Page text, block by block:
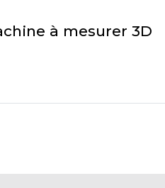
à mesurer 3D